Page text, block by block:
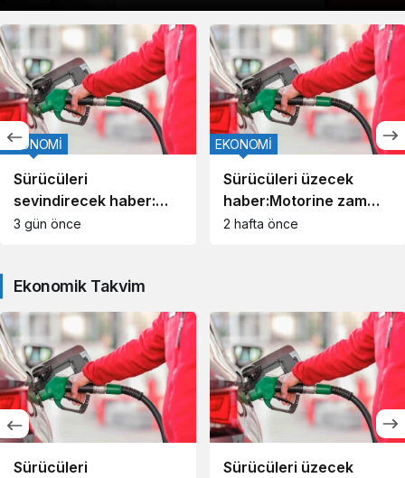
EKONOMİ
Sürücüleri
sevindirecek haber:
Akaryakıta indirim geldi
3 gün önce
EKONOMİ
Sürücüleri üzecek
haber:Motorine zam
geldi!
2 hafta önce
Ekonomik Takvim
Sürücüleri
Sürücüleri üzecek